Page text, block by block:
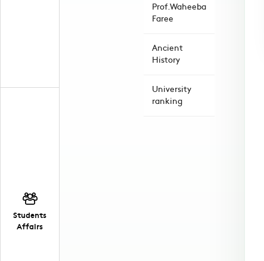
Students
Affairs
Prof.Waheeba
Faree
Ancient
History
University
ranking